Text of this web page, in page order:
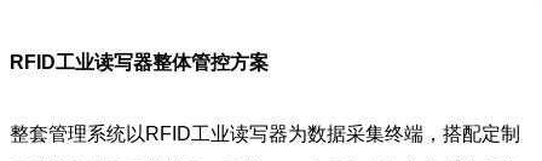
RFID工业读写器整体管控方案
整套管理系统以RFID工业读写器为数据采集终端，搭配定制